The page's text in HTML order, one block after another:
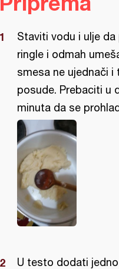
Staviti vodu i ulje
ringle i odmah
smesa ne ujednači
posude. Prebaciti u
minuta da se
U testo dodati